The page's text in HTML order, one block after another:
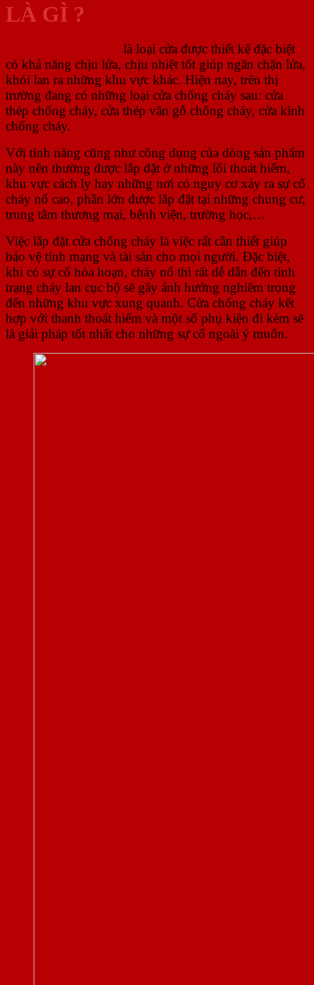
LÀ GÌ ?
là loại cửa được thiết kế đặc biệt
có khả năng chịu lửa, chịu nhiệt tốt giúp ngăn chặn lửa,
khói lan ra những khu vực khác. Hiện nay, trên thị
trường đang có những loại cửa chống cháy sau: cửa
thép chống cháy, cửa thép vân gỗ chống cháy, cửa kính
chống cháy.
Với tính năng cũng như công dụng của dòng sản phẩm
này nên thường được lắp đặt ở những lối thoát hiểm,
khu vực cách ly hay những nơi có nguy cơ xảy ra sự cố
cháy nổ cao, phần lớn được lắp đặt tại những chung cư,
trung tâm thương mại, bệnh viện, trường học,…
Việc lắp đặt cửa chống cháy là việc rất cần thiết giúp
bảo vệ tính mạng và tài sản cho mọi người. Đặc biệt,
khi có sự cố hỏa hoạn, cháy nổ thì rất dễ dẫn đến tình
trạng cháy lan cục bộ sẽ gây ảnh hưởng nghiêm trọng
đến những khu vực xung quanh. Cửa chống cháy kết
hợp với thanh thoát hiểm và một số phụ kiện đi kèm sẽ
là giải pháp tốt nhất cho những sự cố ngoài ý muốn.